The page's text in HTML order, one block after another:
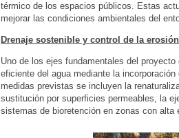
térmico de los espacios públicos. Estas
mejorar las condiciones ambientales del
Drenaje sostenible y control de la erosión
Uno de los ejes fundamentales del
eficiente del agua mediante la
medidas previstas se incluyen la
sustitución por superficies permeables, la
sistemas de bioretención en zonas con alta